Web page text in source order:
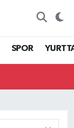
SPOR